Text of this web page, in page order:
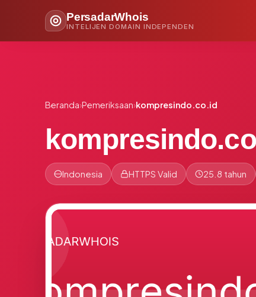
PersadarWhois
INTELIJEN DOMAIN INDEPENDEN
Beranda›Pemeriksaan›kompresindo.co.id
Indonesia HTTPS Valid 25.8 tahun